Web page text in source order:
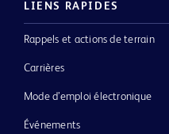
LIENS RAPIDES
Rappels et actions de terrain
Carrières
Mode d’emploi électronique
Événements